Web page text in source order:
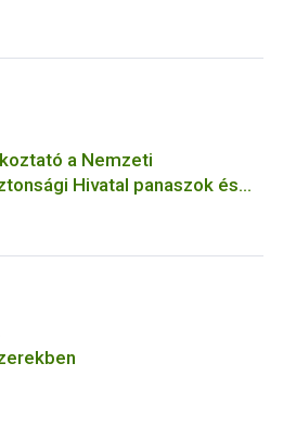
tevékenység
közhatalmi eljárásaihoz
a Nemzeti
Hivatal panaszok és
kezeléséhez